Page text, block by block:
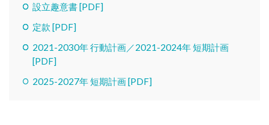
設立趣意書 [PDF]
定款 [PDF]
2021-2030年 行動計画／2021-2024年 短期計画
[PDF]
2025-2027年 短期計画 [PDF]